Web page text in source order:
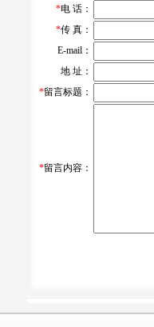
*电 话：
*传 真：
E-mail：
地 址：
*留言标题：
*留言内容：